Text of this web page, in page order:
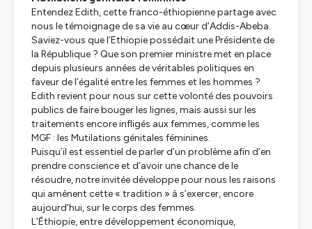
Entendez Edith, cette franco-éthiopienne partage avec
nous le témoignage de sa vie au cœur d’Addis-Abeba.
Saviez-vous que l’Ethiopie possédait une Présidente de
la République ? Que son premier ministre met en place
depuis plusieurs années de véritables politiques en
faveur de l’égalité entre les femmes et les hommes ?
Edith revient pour nous sur cette volonté des pouvoirs
publics de faire bouger les lignes, mais aussi sur les
traitements encore infligés aux femmes, comme les
MGF : les Mutilations génitales féminines.
Puisqu’il est essentiel de parler d’un problème afin d’en
prendre conscience et d’avoir une chance de le
résoudre, notre invitée développe pour nous les raisons
qui amènent cette « tradition » à s’exercer, encore
aujourd’hui, sur le corps des femmes.
L’Éthiopie, entre développement économique,